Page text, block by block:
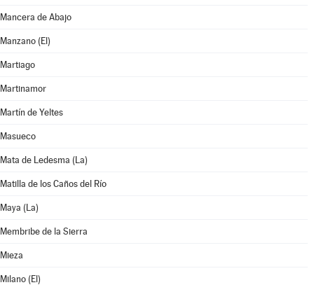
Mancera de Abajo
Manzano (El)
Martiago
Martinamor
Martín de Yeltes
Masueco
Mata de Ledesma (La)
Matilla de los Caños del Río
Maya (La)
Membribe de la Sierra
Mieza
Milano (El)